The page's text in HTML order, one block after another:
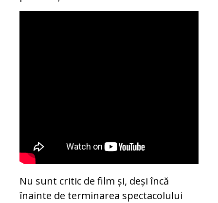
Nu sunt critic de film și, deși încă
înainte de terminarea spectacolului